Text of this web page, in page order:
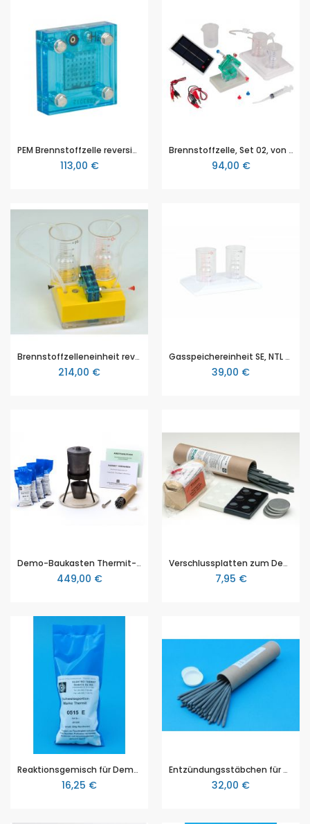
PEM Brennstoffzelle reversibel, SE, von NTL (P2823-1R)
113,00 €
Brennstoffzelle, Set 02, von NTL
94,00 €
Brennstoffzelleneinheit reversibel, von NTL (P2825-1B)
214,00 €
Gasspeichereinheit SE, NTL (P2823-1S)
39,00 €
Demo-Baukasten Thermit-Versuch (Aluminothermie), komplett
449,00 €
Verschlussplatten zum Demo-Baukasten Thermit-Versuch (Aluminothermie)
7,95 €
Reaktionsgemisch für Demo - Baukasten Thermit - Versuch (Aluminothermie)
16,25 €
Entzündungsstäbchen für Demo - Baukasten Thermit - Versuch (Aluminothermie), Packung mit 50 Stück
32,00 €